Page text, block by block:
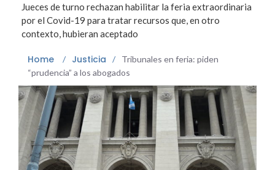
Jueces de turno rechazan habilitar la feria extraordinaria
por el Covid-19 para tratar recursos que, en otro
contexto, hubieran aceptado
Home / Justicia /
Tribunales en feria: piden
“prudencia” a los abogados